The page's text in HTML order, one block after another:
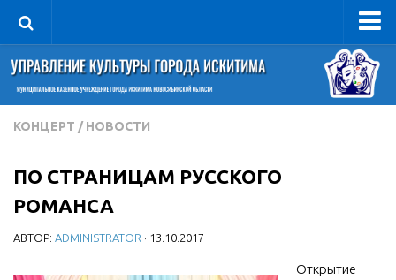
Управление
Руководитель
Сведения об организации
Книга почета культуры
Фотогалерея
Документы
КОНЦЕРТ / НОВОСТИ
ПО СТРАНИЦАМ РУССКОГО
РОМАНСА
АВТОР: ADMINISTRATOR · 13.10.2017
Открытие